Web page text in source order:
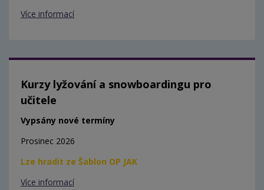
Více informací
Kurzy lyžování a snowboardingu pro
učitele
Vypsány nové termíny
Prosinec 2026
Lze hradit ze Šablon OP JAK
Více informací